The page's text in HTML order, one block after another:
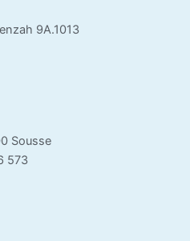
9A.1013
Sousse
573